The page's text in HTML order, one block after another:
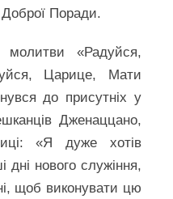
Доброї Поради.
«Радуйся,
Царице, Мати
до присутніх у
Дженаццано,
«Я дуже хотів
дні нового служіння,
щоб виконувати цю